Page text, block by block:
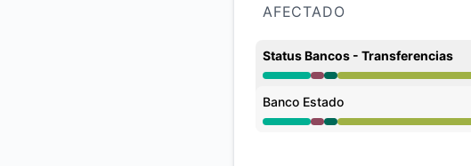
AFECTADO
Status Bancos - Transferencias
Interrupción mayor de 2:14
Banco Estado
Interrupción mayor de 2:14